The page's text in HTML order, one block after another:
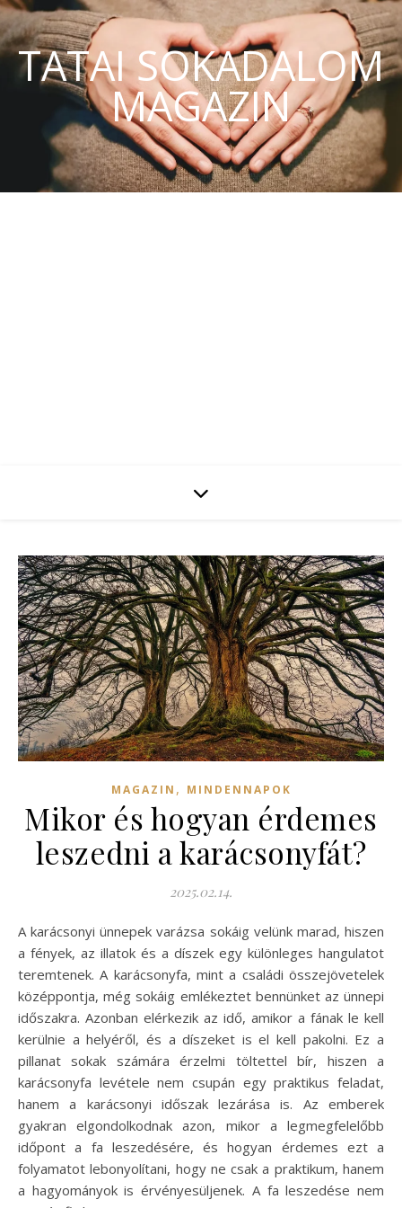
TATAI SOKADALOM
MAGAZIN
MAGAZIN , MINDENNAPOK
Mikor és hogyan érdemes
leszedni a karácsonyfát?
2025.02.14.
A karácsonyi ünnepek varázsa sokáig velünk marad, hiszen
a fények, az illatok és a díszek egy különleges hangulatot
teremtenek. A karácsonyfa, mint a családi összejövetelek
középpontja, még sokáig emlékeztet bennünket az ünnepi
időszakra. Azonban elérkezik az idő, amikor a fának le kell
kerülnie a helyéről, és a díszeket is el kell pakolni. Ez a
pillanat sokak számára érzelmi töltettel bír, hiszen a
karácsonyfa levétele nem csupán egy praktikus feladat,
hanem a karácsonyi időszak lezárása is. Az emberek
gyakran elgondolkodnak azon, mikor a legmegfelelőbb
időpont a fa leszedésére, és hogyan érdemes ezt a
folyamatot lebonyolítani, hogy ne csak a praktikum, hanem
a hagyományok is érvényesüljenek. A fa leszedése nem